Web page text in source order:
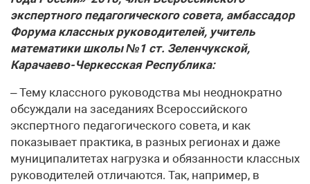
экспертного педагогического совета, амбассадор
Форума классных руководителей, учитель
математики школы №1 ст. Зеленчукской,
Карачаево-Черкесская Республика:
– Тему классного руководства мы неоднократно
обсуждали на заседаниях Всероссийского
экспертного педагогического совета, и как
показывает практика, в разных регионах и даже
муниципалитетах нагрузка и обязанности классных
руководителей отличаются. Так, например, в